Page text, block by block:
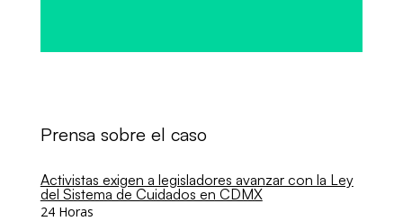
Prensa sobre el caso
Activistas exigen a legisladores avanzar con la Ley
del Sistema de Cuidados en CDMX
24 Horas